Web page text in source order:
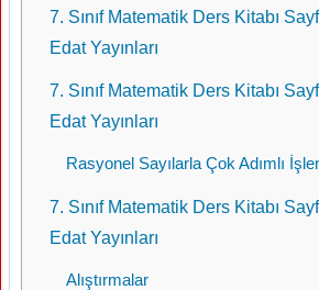
7. Sınıf Matematik Ders Kitabı
Edat Yayınları
7. Sınıf Matematik Ders Kitabı
Edat Yayınları
Rasyonel Sayılarla Çok Adımlı
7. Sınıf Matematik Ders Kitabı
Edat Yayınları
Alıştırmalar